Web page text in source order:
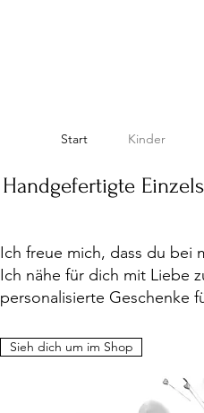
Start Kinder
Handgefertigte
Ich freue mich, dass du bei
Ich nähe für dich mit Liebe
personalisierte Geschenke
Sieh dich um im Shop